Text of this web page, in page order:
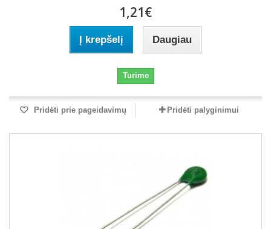
1,21€
Į krepšelį Daugiau
Turime
Pridėti prie pageidavimų Pridėti palyginimui